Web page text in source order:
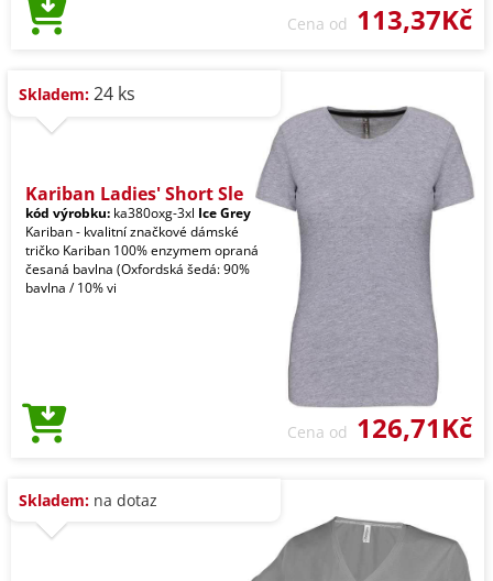
Cena od 113,37Kč
Skladem: 24 ks
Kariban Ladies' Short Sle
kód výrobku: ka380oxg-3xl Ice Grey
Kariban - kvalitní značkové dámské
tričko Kariban 100% enzymem opraná
česaná bavlna (Oxfordská šedá: 90%
bavlna / 10% vi
Cena od 126,71Kč
Skladem: na dotaz